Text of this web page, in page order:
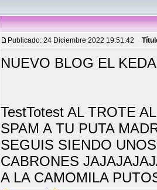
Publicado: 24 Diciembre 2022 19:51:42
NUEVO BLOG EL
TestTotest AL TROTE
SPAM A TU PUTA
SEGUIS SIENDO
CABRONES
A LA CAMOMILA